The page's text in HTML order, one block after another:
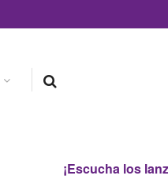
¡Escucha los